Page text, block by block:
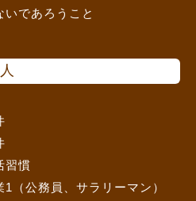
であろうこと
習慣
（公務員、サラリーマン）